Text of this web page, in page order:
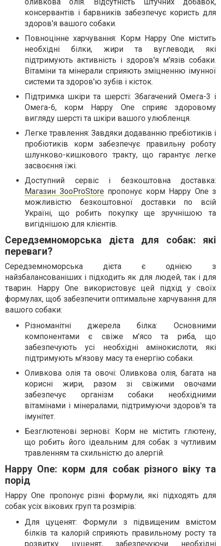
консервантів і барвників забезпечує користь для
здоров'я вашого собаки.
Повноцінне харчування: Корм Happy One містить
необхідні білки, жири та вуглеводи, які
підтримують активність і здоров'я м'язів собаки.
Вітаміни та мінерали сприяють зміцненню імунної
системи та здоров'ю зубів і кісток.
Підтримка шкіри та шерсті: Збагачений Омега-3 і
Омега-6, корм Happy One сприяє здоровому
вигляду шерсті та шкіри вашого улюбленця.
Легке травлення: Завдяки додаванню пребіотиків і
пробіотиків корм забезпечує правильну роботу
шлунково-кишкового тракту, що гарантує легке
засвоєння їжі.
Доступний сервіс і безкоштовна доставка:
Магазин ЗооProStore пропонує корм Happy One з
можливістю безкоштовної доставки по всій
Україні, що робить покупку ще зручнішою та
вигіднішою для клієнтів.
Середземноморська дієта для собак: які
переваги?
Середземноморська дієта є однією з
найзбалансованіших і підходить як для людей, так і для
тварин. Happy One використовує цей підхід у своїх
формулах, щоб забезпечити оптимальне харчування для
вашого собаки:
Різноманітні джерела білка: Основними
компонентами є свіже м’ясо та риба, що
забезпечують усі необхідні амінокислоти, які
підтримують м’язову масу та енергію собаки.
Оливкова олія та овочі: Оливкова олія, багата на
корисні жири, разом зі свіжими овочами
забезпечує організм собаки необхідними
вітамінами і мінералами, підтримуючи здоров'я та
імунітет.
Безглютенові зернові: Корм не містить глютену,
що робить його ідеальним для собак з чутливим
травленням та схильністю до алергій.
Happy One: корм для собак різного віку та
порід
Happy One пропонує різні формули, які підходять для
собак усіх вікових груп та розмірів:
Для цуценят: Формули з підвищеним вмістом
білків та калорій сприяють правильному росту та
розвитку цуценят, забезпечуючи необхідні